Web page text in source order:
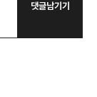
댓글남기기